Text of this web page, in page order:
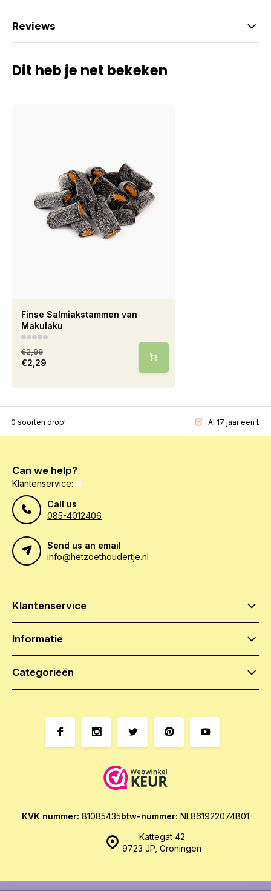
Reviews
Dit heb je net bekeken
Finse Salmiakstammen van
Makulaku
€2,99
€2,29
soorten drop! Al 17 jaar een
Can we help?
Klantenservice:
Call us
085-4012406
Send us an email
info@hetzoethoudertje.nl
Klantenservice
Informatie
Categorieën
Kattegat 42
9723 JP, Groningen
KVK nummer: 81085435btw-nummer: NL861922074B01